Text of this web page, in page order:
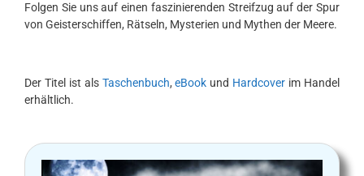
Folgen Sie uns auf einen faszinierenden Streifzug auf der Spur
von Geisterschiffen, Rätseln, Mysterien und Mythen der Meere.
Der Titel ist als Taschenbuch,eBook und Hardcover im Handel
erhältlich.